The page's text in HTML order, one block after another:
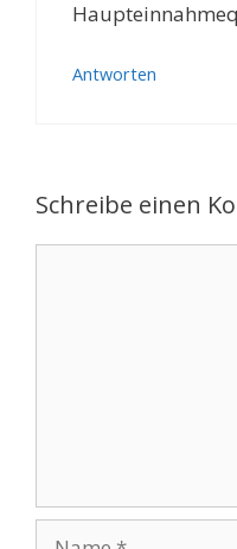
Antworten
Schreibe einen